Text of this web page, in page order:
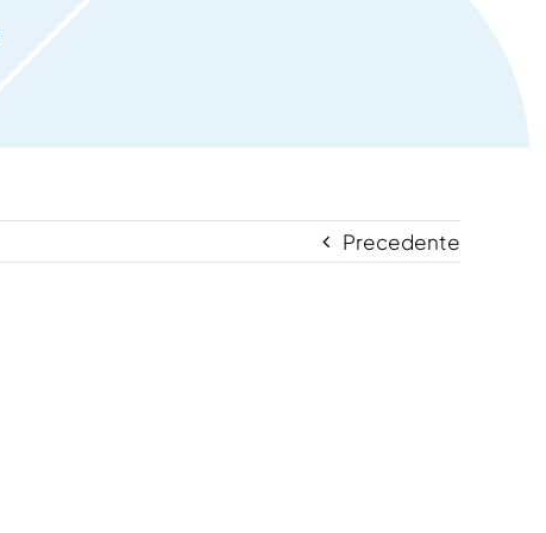
Precedente